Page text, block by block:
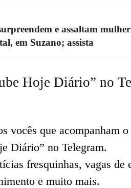
e assaltam
em Suzano; assista
Hoje Diário” no
vocês que acompanham
Diário” no Telegram.
fresquinhas, vagas de
e muito mais.